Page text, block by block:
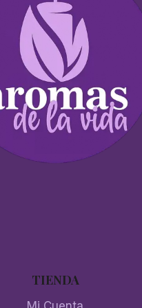
TIENDA